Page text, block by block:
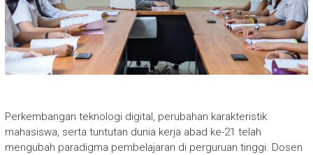
Perkembangan teknologi digital, perubahan karakteristik
mahasiswa, serta tuntutan dunia kerja abad ke-21 telah
mengubah paradigma pembelajaran di perguruan tinggi. Dosen